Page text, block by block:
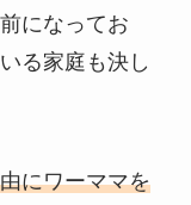
になってお
る家庭も決し
にワーママを